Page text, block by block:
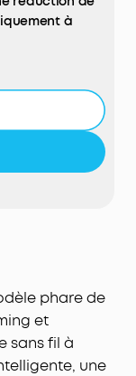
à
bruit
garantissent
pour
appels.
phare de
et
sans fil à
une